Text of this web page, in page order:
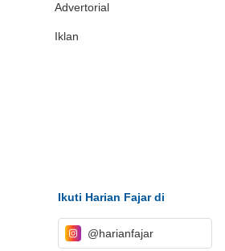
Advertorial
Iklan
Ikuti Harian Fajar di
@harianfajar